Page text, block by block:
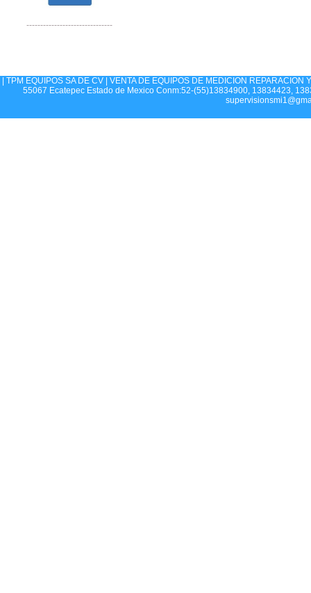
-------------------------------
| TPM EQUIPOS SA DE CV | VENTA DE EQUIPOS DE MEDICION
55067 Ecatepec Estado de Mexico Conm:52-(55)13834900, 13834423,